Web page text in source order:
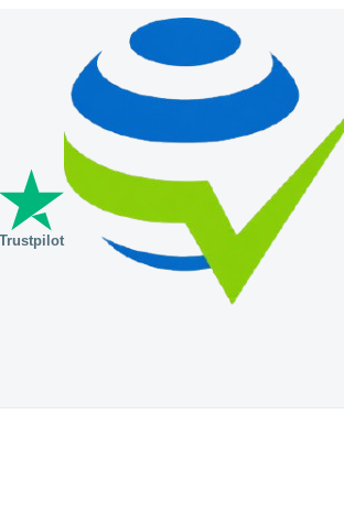
Trustpilot